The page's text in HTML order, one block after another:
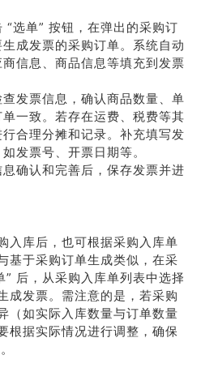
“选单” 按钮，在弹出的采购订
成发票的采购订单。系统自动
信息、商品信息等填充到发票
查发票信息，确认商品数量、单
一致。若存在运费、税费等其
合理分摊和记录。补充填写发
发票号、开票日期等。
息确认和完善后，保存发票并进
入库后，也可根据采购入库单
基于采购订单生成类似，在采
” 后，从采购入库单列表中选择
成发票。需注意的是，若采购
（如实际入库数量与订单数量
根据实际情况进行调整，确保